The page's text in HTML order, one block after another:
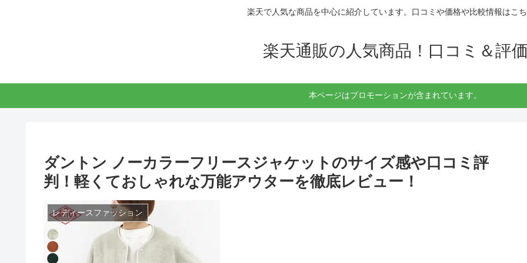
楽天で人気な商品を中心に紹介しています。口コミや価格や比較情報はこ
楽天通販の人気商品！口コミ＆評
本ページはプロモーションが含まれています。
ダントン ノーカラーフリースジャケットのサイズ感や口コミ評
判！軽くておしゃれな万能アウターを徹底レビュー！
レディースファッション